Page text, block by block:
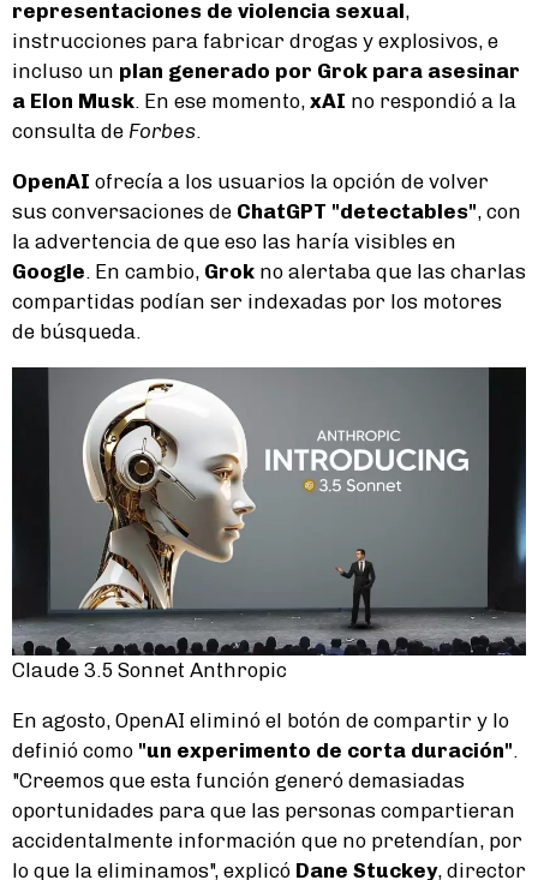
representaciones de violencia sexual,
instrucciones para fabricar drogas y explosivos, e
incluso un plan generado por Grok para asesinar
a Elon Musk . En ese momento, xAI no respondió a la
consulta de Forbes
OpenAI ofrecía a los usuarios la opción de volver
sus conversaciones de ChatGPT "detectables", con
la advertencia de que eso las haría visibles en
Google . En cambio, Grok no alertaba que las charlas
compartidas podían ser indexadas por los motores
de búsqueda.
Claude 3.5 Sonnet Anthropic
En agosto, OpenAI eliminó el botón de compartir y lo
definió como "un experimento de corta duración".
"Creemos que esta función generó demasiadas
oportunidades para que las personas compartieran
accidentalmente información que no pretendían, por
lo que la eliminamos", explicó Dane Stuckey, director